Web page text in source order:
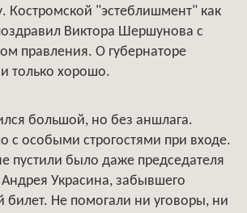
Костромской "эстеблишмент" как
Виктора Шершунова с
правления. О губернаторе
только хорошо.
большой, но без аншлага.
с особыми строгостями при входе.
пустили было даже председателя
Украсина, забывшего
билет. Не помогали ни уговоры, ни